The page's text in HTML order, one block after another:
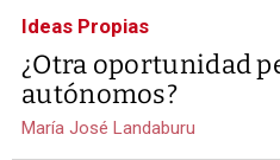
Ideas Propias
¿Otra oportunidad
autónomos?
María José Landaburu